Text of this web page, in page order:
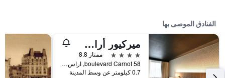
الفنادق الموصى بها
ميركيور أراس سنتر جار
4 نجوم
ممتاز 8.8
58 boulevard Carnot, اراس, إقليم- با-دو-كاليه, فرنسا
0.7 كيلومتر عن وسط المدينة